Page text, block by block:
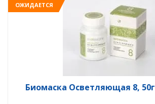
ОЖИДАЕТСЯ
Биомаска Осветляющая 8, 50г